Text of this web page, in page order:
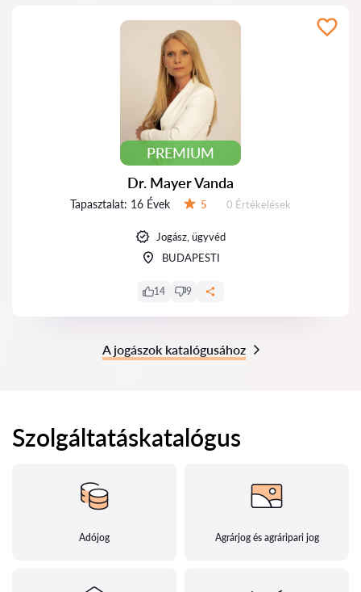
PREMIUM
Dr. Mayer Vanda
Tapasztalat: 16 Évek 5 Értékelések:
0 Értékelések
Jogász, ügyvéd
BUDAPESTI
14 9
A jogászok katalógusához
Szolgáltatáskatalógus
Adójog Agrárjog és agráripari jog